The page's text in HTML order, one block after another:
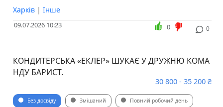
Харків | Інше
09.07.2026 10:23 0
0
КОНДИТЕРСЬКА «ЕКЛЕР» ШУКАЄ У ДРУЖНЮ КОМА
НДУ БАРИСТ.
30 800 - 35 200 ₴
Без досвіду Змішаний Повний робочий день